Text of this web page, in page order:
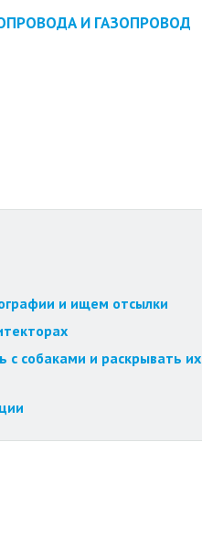
И ГАЗОПРОВОД
и ищем отсылки
собаками и раскрывать их